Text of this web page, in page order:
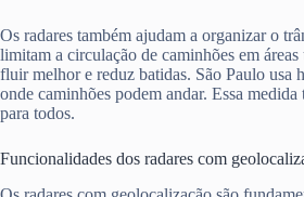
Os radares também ajudam a organizar o
limitam a circulação de caminhões em
fluir melhor e reduz batidas. São Paulo usa
onde caminhões podem andar. Essa medida
para todos.
Funcionalidades dos radares com